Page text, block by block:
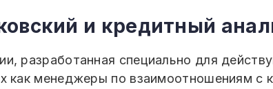
и кредитный
разработанная специально для
как менеджеры по взаимоотношениям с